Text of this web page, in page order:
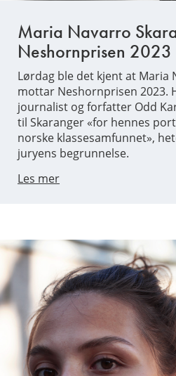
Maria Navarro
Neshornprisen 2023
Lørdag ble det kjent at Maria
mottar Neshornprisen 2023.
journalist og forfatter Odd
til Skaranger «for hennes
norske klassesamfunnet»,
juryens begrunnelse.
Les mer